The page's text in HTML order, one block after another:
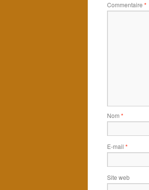
Commentaire *
Nom *
E-mail *
Site web